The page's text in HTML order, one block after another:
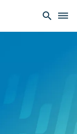
search dehaze